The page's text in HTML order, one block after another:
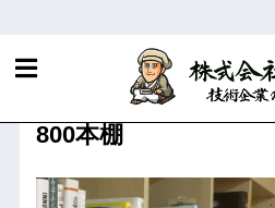
会社概要
800本棚